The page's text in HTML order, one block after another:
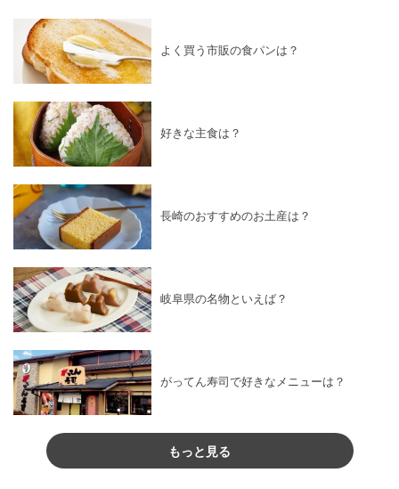
よく買う市販の食パンは？
好きな主食は？
長崎のおすすめのお土産は？
岐阜県の名物といえば？
がってん寿司で好きなメニューは？
もっと見る